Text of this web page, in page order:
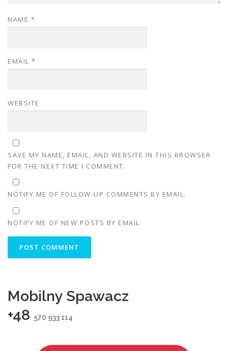
NAME *
EMAIL *
WEBSITE
SAVE MY NAME, EMAIL, AND WEBSITE IN THIS BROWSER
FOR THE NEXT TIME I COMMENT.
NOTIFY ME OF FOLLOW-UP COMMENTS BY EMAIL.
NOTIFY ME OF NEW POSTS BY EMAIL.
Mobilny Spawacz
+48 570 933 114